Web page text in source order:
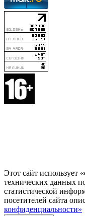
Этот сайт использует
технических данных
статистической
посетителей сайта
конфиденциальности»